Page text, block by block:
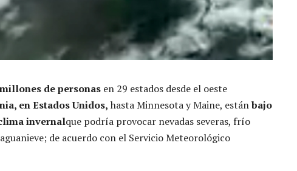
de personas en 29 estados desde el oeste
en Estados Unidos, hasta Minnesota y Maine, estánbajo
invernalque podría provocar nevadas severas, frío
de acuerdo con el Servicio Meteorológico